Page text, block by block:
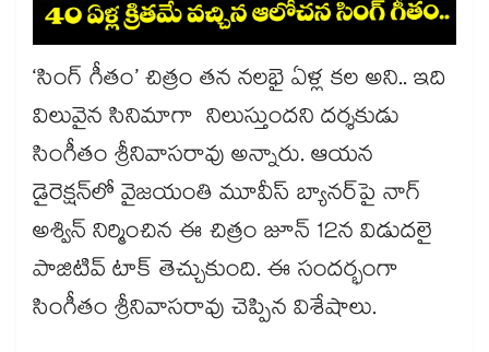
‘సింగ్ గీతం’ చిత్రం తన నలభై ఏళ్ల కల అని.. ఇది
విలువైన సినిమాగా నిలుస్తుందని దర్శకుడు
సింగీతం శ్రీనివాసరావు అన్నారు. ఆయన
డైరెక్షన్‌‌లో వైజయంతి మూవీస్ బ్యానర్‌‌‌‌పై నాగ్
అశ్విన్ నిర్మించిన ఈ చిత్రం జూన్ 12న విడుదలై
పాజిటివ్ టాక్‌‌ తెచ్చుకుంది. ఈ సందర్భంగా
సింగీతం శ్రీనివాసరావు చెప్పిన విశేషాలు.